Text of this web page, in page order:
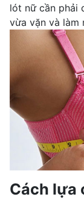
lót nữ cần phải
vừa vặn và làm
Cách lựa